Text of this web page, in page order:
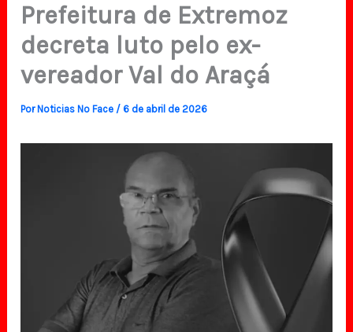
Prefeitura de Extremoz
decreta luto pelo ex-
vereador Val do Araçá
Por Noticias No Face / 6 de abril de 2026